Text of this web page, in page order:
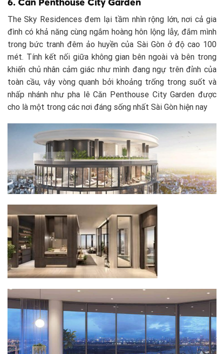
The Sky Residences đem lại tầm nhìn rộng lớn, nơi cả gia
đình có khả năng cùng ngắm hoàng hôn lộng lẫy, đắm mình
trong bức tranh đêm ảo huyền của Sài Gòn ở độ cao 100
mét. Tính kết nối giữa không gian bên ngoài và bên trong
khiến chủ nhân cảm giác như mình đang ngự trên đỉnh của
toàn cầu, vây vòng quanh bởi khoảng trống trong suốt và
nhấp nhánh như pha lê Căn Penthouse City Garden được
cho là một trong các nơi đáng sống nhất Sài Gòn hiện nay